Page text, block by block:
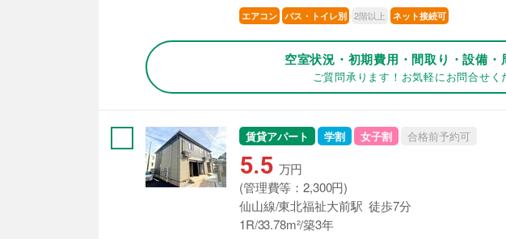
エアコン バス・トイレ別 2階以上 ネット接続可
空室状況・初期費用・間取り・設備・
ご質問承ります！お気軽にお問合せく
賃貸アパート 学割 女子割 合格前予約可
5.5 万円
(管理費等：2,300円)
仙山線/東北福祉大前駅 徒歩7分
1R/33.78m²/築3年